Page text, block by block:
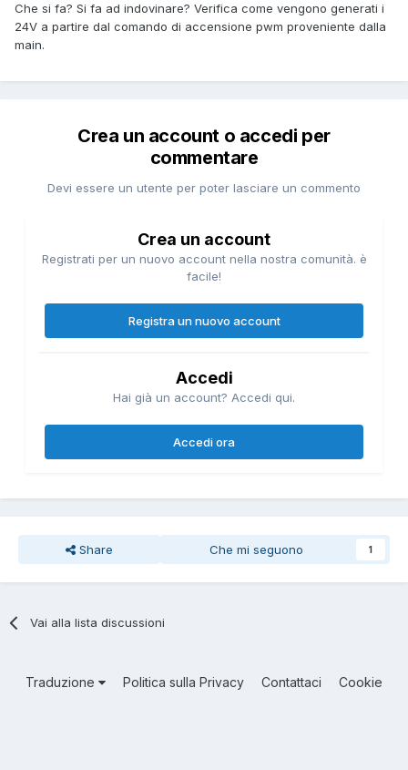
Che si fa? Si fa ad indovinare? Verifica come vengono generati i
24V a partire dal comando di accensione pwm proveniente dalla
main.
Crea un account o accedi per
commentare
Devi essere un utente per poter lasciare un commento
Crea un account
Registrati per un nuovo account nella nostra comunità. è
facile!
Registra un nuovo account
Accedi
Hai già un account? Accedi qui.
Accedi ora
Share Che mi seguono 1
Vai alla lista discussioni
Traduzione Politica sulla Privacy Contattaci Cookie